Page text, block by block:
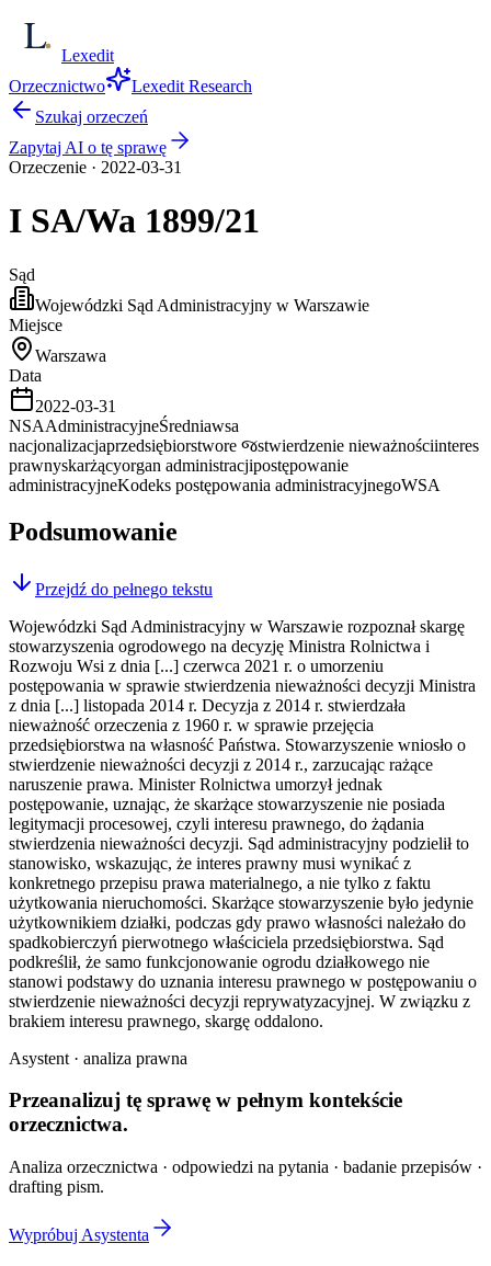
Lexedit
Orzecznictwo
Lexedit Research
Szukaj orzeczeń
Zapytaj AI o tę sprawę
Orzeczenie · 2022-03-31
I SA/Wa 1899/21
Sąd
Wojewódzki Sąd Administracyjny w Warszawie
Miejsce
Warszawa
Data
2022-03-31
NSAAdministracyjneŚredniawsa
nacjonalizacjaprzedsiębiorstwore જstwierdzenie nieważnościinteres
prawnyskarżącyorgan administracjipostępowanie
administracyjneKodeks postępowania administracyjnegoWSA
Podsumowanie
Przejdź do pełnego tekstu
Wojewódzki Sąd Administracyjny w Warszawie rozpoznał skargę
stowarzyszenia ogrodowego na decyzję Ministra Rolnictwa i
Rozwoju Wsi z dnia [...] czerwca 2021 r. o umorzeniu
postępowania w sprawie stwierdzenia nieważności decyzji Ministra
z dnia [...] listopada 2014 r. Decyzja z 2014 r. stwierdzała
nieważność orzeczenia z 1960 r. w sprawie przejęcia
przedsiębiorstwa na własność Państwa. Stowarzyszenie wniosło o
stwierdzenie nieważności decyzji z 2014 r., zarzucając rażące
naruszenie prawa. Minister Rolnictwa umorzył jednak
postępowanie, uznając, że skarżące stowarzyszenie nie posiada
legitymacji procesowej, czyli interesu prawnego, do żądania
stwierdzenia nieważności decyzji. Sąd administracyjny podzielił to
stanowisko, wskazując, że interes prawny musi wynikać z
konkretnego przepisu prawa materialnego, a nie tylko z faktu
użytkowania nieruchomości. Skarżące stowarzyszenie było jedynie
użytkownikiem działki, podczas gdy prawo własności należało do
spadkobierczyń pierwotnego właściciela przedsiębiorstwa. Sąd
podkreślił, że samo funkcjonowanie ogrodu działkowego nie
stanowi podstawy do uznania interesu prawnego w postępowaniu o
stwierdzenie nieważności decyzji reprywatyzacyjnej. W związku z
brakiem interesu prawnego, skargę oddalono.
Asystent · analiza prawna
Przeanalizuj tę sprawę w pełnym kontekście
orzecznictwa.
Analiza orzecznictwa · odpowiedzi na pytania · badanie przepisów ·
drafting pism.
Wypróbuj Asystenta